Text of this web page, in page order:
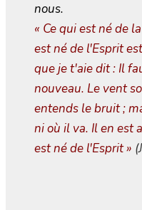
nous.
« Ce qui est né de
est né de l'Esprit
que je t'aie dit : Il
nouveau. Le vent
entends le bruit ;
ni où il va. Il en est
est né de l'Esprit»